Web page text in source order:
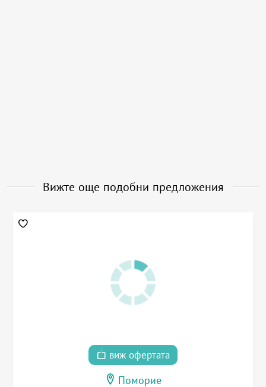
Вижте още подобни предложения
виж офертата
Поморие